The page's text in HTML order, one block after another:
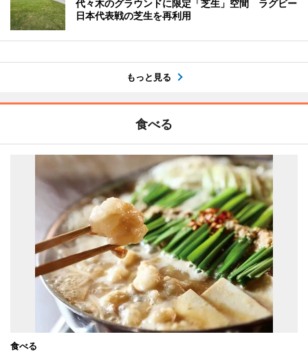
代々木のグラウンドに限定「芝生」空間 ラグビー
日本代表戦の芝生を再利用
もっと見る
食べる
食べる